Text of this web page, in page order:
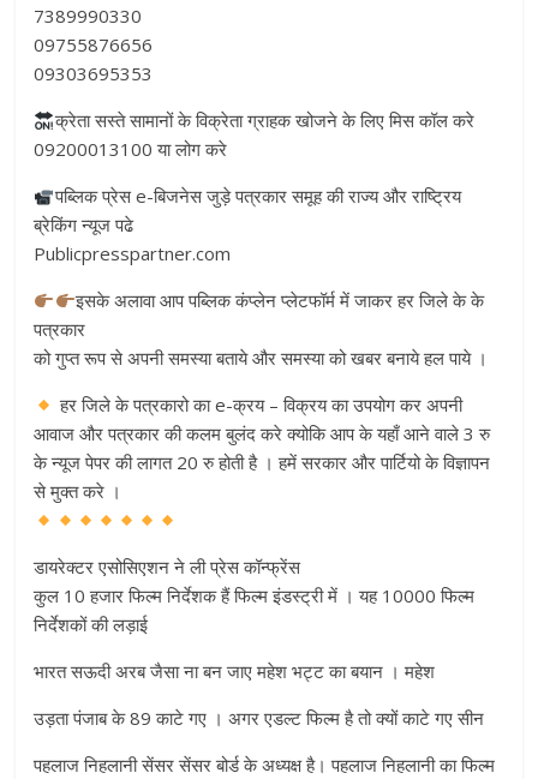
7389990330
09755876656
09303695353
क्रेता सस्ते सामानों के विक्रेता ग्राहक खोजने के लिए मिस कॉल करे
09200013100 या लोग करे
पब्लिक प्रेस e-बिजनेस जुड़े पत्रकार समूह की राज्य और राष्ट्रिय
ब्रेकिंग न्यूज पढे
Publicpresspartner.com
इसके अलावा आप पब्लिक कंप्लेन प्लेटफॉर्म में जाकर हर जिले के के
पत्रकार
को गुप्त रूप से अपनी समस्या बताये और समस्या को खबर बनाये हल पाये ।
हर जिले के पत्रकारो का e-क्रय – विक्रय का उपयोग कर अपनी
आवाज और पत्रकार की कलम बुलंद करे क्योकि आप के यहाँ आने वाले 3 रु
के न्यूज पेपर की लागत 20 रु होती है । हमें सरकार और पार्टियो के विज्ञापन
से मुक्त करे ।
डायरेक्टर एसोसिएशन ने ली प्रेस कॉन्फ्रेंस
कुल 10 हजार फिल्म निर्देशक हैं फिल्म इंडस्ट्री में । यह 10000 फिल्म
निर्देशकों की लड़ाई
भारत सऊदी अरब जैसा ना बन जाए महेश भट्ट का बयान । महेश
उड़ता पंजाब के 89 काटे गए । अगर एडल्ट फिल्म है तो क्यों काटे गए सीन
पहलाज निहलानी सेंसर सेंसर बोर्ड के अध्यक्ष है। पहलाज निहलानी का फिल्म